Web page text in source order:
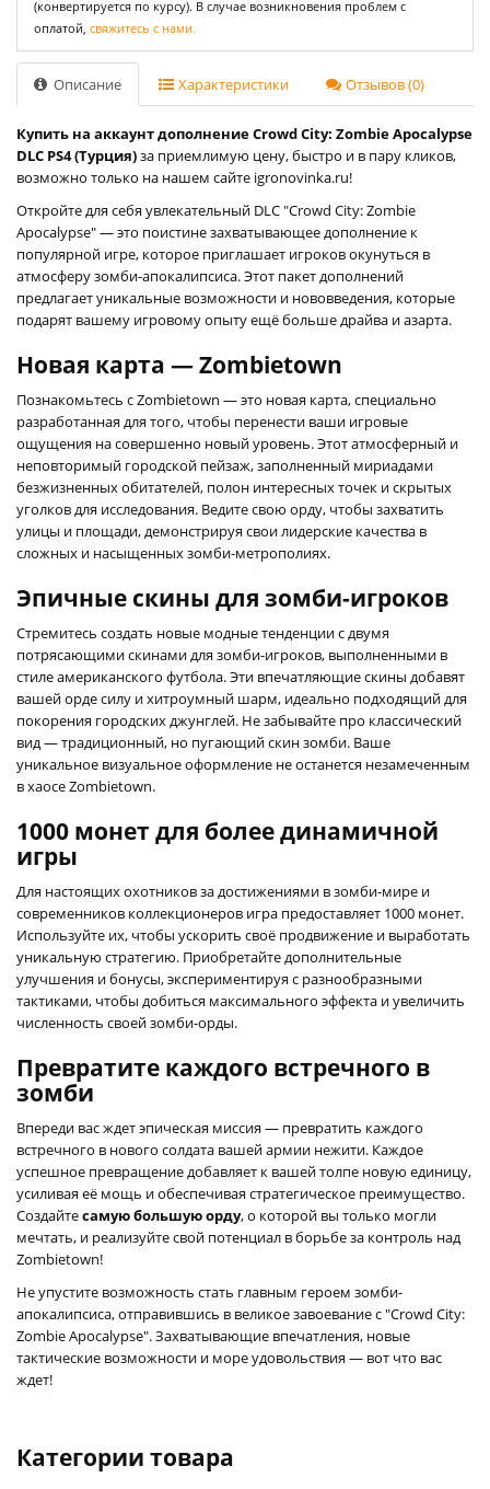
(конвертируется по курсу). В случае возникновения проблем с
оплатой, свяжитесь с нами.
Описание Характеристики Отзывов (0)
Купить на аккаунт дополнение Crowd City: Zombie Apocalypse
DLC PS4 (Турция)за приемлимую цену, быстро и в пару кликов,
возможно только на нашем сайте igronovinka.ru!
Откройте для себя увлекательный DLC "Crowd City: Zombie
Apocalypse" — это поистине захватывающее дополнение к
популярной игре, которое приглашает игроков окунуться в
атмосферу зомби-апокалипсиса. Этот пакет дополнений
предлагает уникальные возможности и нововведения, которые
подарят вашему игровому опыту ещё больше драйва и азарта.
Новая карта — Zombietown
Познакомьтесь с Zombietown — это новая карта, специально
разработанная для того, чтобы перенести ваши игровые
ощущения на совершенно новый уровень. Этот атмосферный и
неповторимый городской пейзаж, заполненный мириадами
безжизненных обитателей, полон интересных точек и скрытых
уголков для исследования. Ведите свою орду, чтобы захватить
улицы и площади, демонстрируя свои лидерские качества в
сложных и насыщенных зомби-метрополиях.
Эпичные скины для зомби-игроков
Стремитесь создать новые модные тенденции с двумя
потрясающими скинами для зомби-игроков, выполненными в
стиле американского футбола. Эти впечатляющие скины добавят
вашей орде силу и хитроумный шарм, идеально подходящий для
покорения городских джунглей. Не забывайте про классический
вид — традиционный, но пугающий скин зомби. Ваше
уникальное визуальное оформление не останется незамеченным
в хаосе Zombietown.
1000 монет для более динамичной
игры
Для настоящих охотников за достижениями в зомби-мире и
современников коллекционеров игра предоставляет 1000 монет.
Используйте их, чтобы ускорить своё продвижение и выработать
уникальную стратегию. Приобретайте дополнительные
улучшения и бонусы, экспериментируя с разнообразными
тактиками, чтобы добиться максимального эффекта и увеличить
численность своей зомби-орды.
Превратите каждого встречного в
зомби
Впереди вас ждет эпическая миссия — превратить каждого
встречного в нового солдата вашей армии нежити. Каждое
успешное превращение добавляет к вашей толпе новую единицу,
усиливая её мощь и обеспечивая стратегическое преимущество.
Создайтесамую большую орду, о которой вы только могли
мечтать, и реализуйте свой потенциал в борьбе за контроль над
Zombietown!
Не упустите возможность стать главным героем зомби-
апокалипсиса, отправившись в великое завоевание с "Crowd City:
Zombie Apocalypse". Захватывающие впечатления, новые
тактические возможности и море удовольствия — вот что вас
ждет!
Категории товара